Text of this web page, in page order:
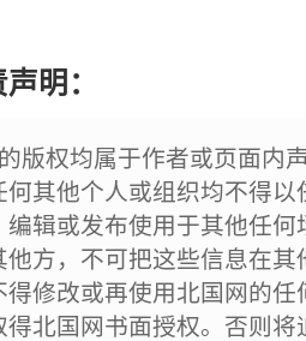
明：
版权均属于作者或页面内
何其他个人或组织均不得
辑或发布使用于其他任
方，不可把这些信息在
修改或再使用北国网的
北国网书面授权。否则将